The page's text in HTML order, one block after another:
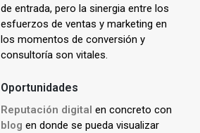
de entrada, pero la sinergia entre los
esfuerzos de ventas y marketing en
los momentos de conversión y
consultoría son vitales.
Oportunidades
Reputación digital en concreto con
blog en donde se pueda visualizar